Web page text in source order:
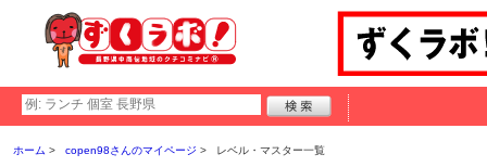
ホーム copen98さんのマイページ レベル・マスター一覧